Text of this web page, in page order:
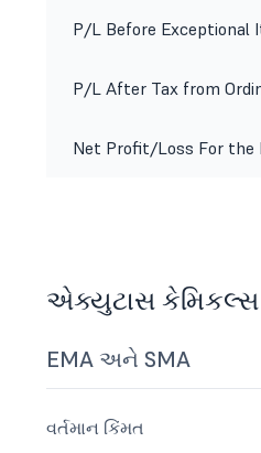
P/L Before Exceptional
P/L After Tax from
Net Profit/Loss For the
એક્યુટાસ
EMA અને SMA
વર્તમાન કિંમત